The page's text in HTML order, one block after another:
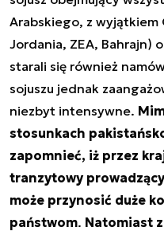
Arabskiego, z wyjątkiem
Jordania, ZEA, Bahrajn)
starali się również
sojuszu jednak
niezbyt intensywne.
stosunkach
zapomnieć, iż przez
tranzytowy
może przynosić duże
państwom. Natomiast